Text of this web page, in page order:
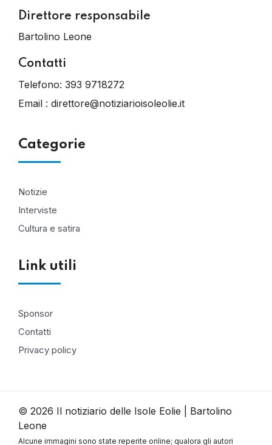
Direttore responsabile
Bartolino Leone
Contatti
Telefono: 393 9718272
Email : direttore@notiziarioisoleolie.it
Categorie
Notizie
Interviste
Cultura e satira
Link utili
Sponsor
Contatti
Privacy policy
© 2026 Il notiziario delle Isole Eolie | Bartolino
Leone
Alcune immagini sono state reperite online; qualora gli autori